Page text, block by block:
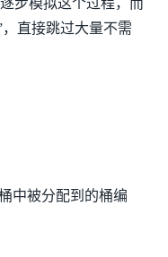
步模拟这个过程，而
直接跳过大量不需
中被分配到的桶编